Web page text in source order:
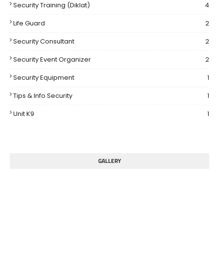
Security Training (Diklat)
4
Life Guard
2
Security Consultant
2
Security Event Organizer
2
Security Equipment
1
Tips & Info Security
1
Unit K9
1
GALLERY